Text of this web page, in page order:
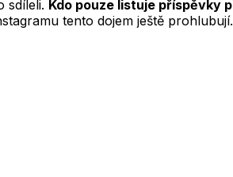
sdíleli. Kdo pouze listuje příspěvky
tento dojem ještě prohlubují.